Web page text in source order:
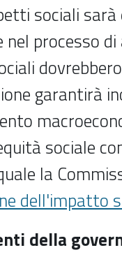
sociali
processo
garantirà
sociale
la
dell'impatto
della